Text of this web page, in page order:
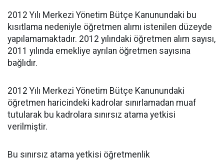
2012 Yılı Merkezi Yönetim Bütçe Kanunundaki bu
kısıtlama nedeniyle öğretmen alımı istenilen düzeyde
yapılamamaktadır. 2012 yılındaki öğretmen alım sayısı,
2011 yılında emekliye ayrılan öğretmen sayısına
bağlıdır.
2012 Yılı Merkezi Yönetim Bütçe Kanunundaki
öğretmen haricindeki kadrolar sınırlamadan muaf
tutularak bu kadrolara sınırsız atama yetkisi
verilmiştir.
Bu sınırsız atama yetkisi öğretmenlik